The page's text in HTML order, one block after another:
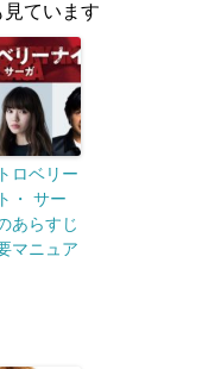
ています
ロベリー
・ サー
あらすじ
マニュア